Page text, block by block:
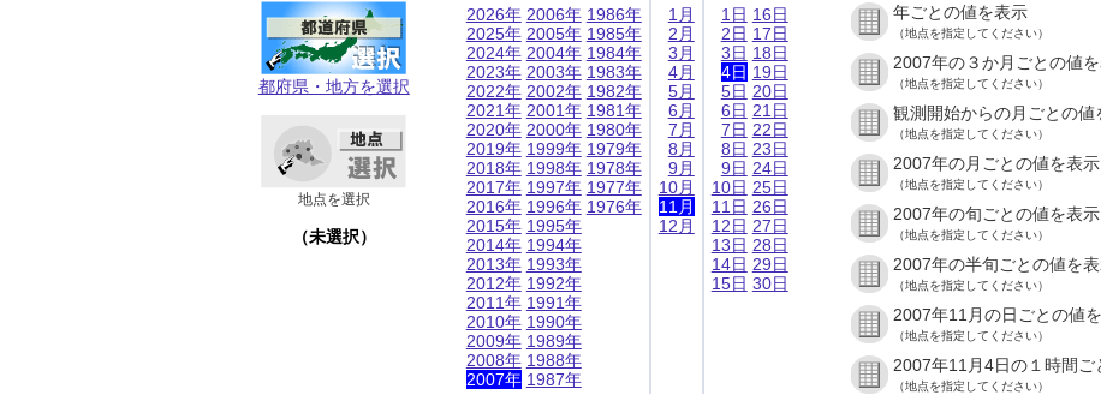
都府県・地方を選択
地点を選択
（未選択）
2026年
2025年
2024年
2023年
2022年
2021年
2020年
2019年
2018年
2017年
2016年
2015年
2014年
2013年
2012年
2011年
2010年
2009年
2008年
2007年
2006年
2005年
2004年
2003年
2002年
2001年
2000年
1999年
1998年
1997年
1996年
1995年
1994年
1993年
1992年
1991年
1990年
1989年
1988年
1987年
1986年
1985年
1984年
1983年
1982年
1981年
1980年
1979年
1978年
1977年
1976年
1月
2月
3月
4月
5月
6月
7月
8月
9月
10月
11月
12月
1日
2日
3日
4日
5日
6日
7日
8日
9日
10日
11日
12日
13日
14日
15日
16日
17日
18日
19日
20日
21日
22日
23日
24日
25日
26日
27日
28日
29日
30日
年ごとの値を表示
（地点を指定してください）
2007年の３か月ごとの値
（地点を指定してください）
観測開始からの月ごとの値
（地点を指定してください）
2007年の月ごとの値を表示
（地点を指定してください）
2007年の旬ごとの値を表示
（地点を指定してください）
2007年の半旬ごとの値を
（地点を指定してください）
2007年11月の日ごとの値
（地点を指定してください）
2007年11月4日の１時間ご
（地点を指定してください）